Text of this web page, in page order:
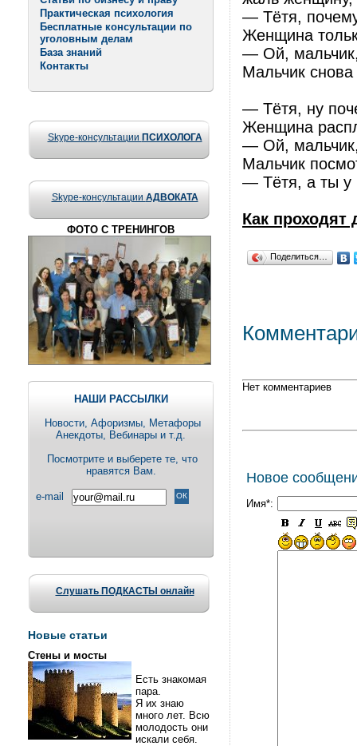
Практическая психология
Бесплатные консультации по
уголовным делам
База знаний
Контакты
Skype-консультации ПСИХОЛОГА
Skype-консультации АДВОКАТА
ФОТО С ТРЕНИНГОВ
НАШИ РАССЫЛКИ
Новости, Aфоризмы, Метафоры
Анекдоты, Вебинары и т.д.
Посмотрите и выберете те, что
нравятся Вам.
e-mail
Слушать ПОДКАСТЫ онлайн
Новые статьи
Стены и мосты
Есть знакомая
пара.
Я их знаю
много лет. Всю
молодость они
искали себя.
— Тётя,
Женщина
— Ой,
Мальчик
— Тётя, ну
Женщина
— Ой,
Мальчик
— Тётя, а ты у
Как
Поделиться…
Нет комментариев
Новое
Имя*: